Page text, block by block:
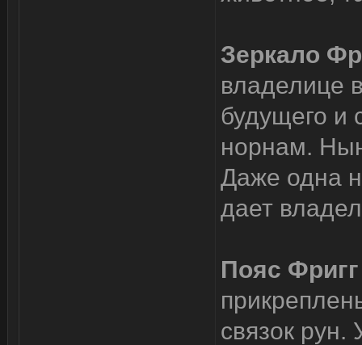
Зеркало
владелице
будущего и
норнам.
Даже одна
дает
Пояс Фригг
связок рун.